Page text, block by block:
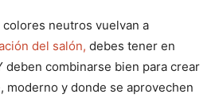
neutros vuelvan a
del salón, debes tener en
deben combinarse bien para crear
moderno y donde se aprovechen